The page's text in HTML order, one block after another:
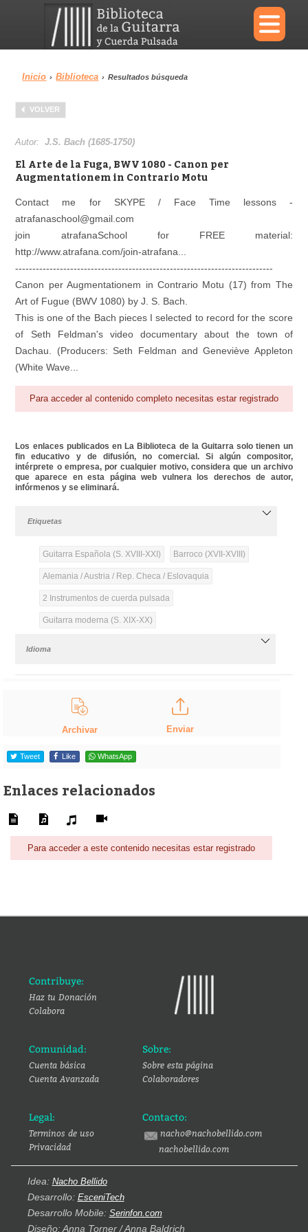
×
Menu
Biblioteca
Inicio › Biblioteca › Resultados búsqueda
VOLVER
Autor:J.S. Bach (1685-1750)
El Arte de la Fuga, BWV 1080 - Canon per
Augmentationem in Contrario Motu
Contact me for SKYPE / Face Time lessons -
atrafanaschool@gmail.com
join atrafanaSchool for FREE material:
http://www.atrafana.com/join-atrafana...
------------------------------­---------­---------------------­---------------
Canon per Augmentationem in Contrario Motu (17) from The
Art of Fugue (BWV 1080) by J. S. Bach.
This is one of the Bach pieces I selected to record for the score
of Seth Feldman's video documentary about the town of
Dachau. (Producers: Seth Feldman and Geneviève Appleton
(White Wave...
Para acceder al contenido completo necesitas estar registrado
Los enlaces publicados en La Biblioteca de la Guitarra solo tienen un
fin educativo y de difusión, no comercial. Si algún compositor,
intérprete o empresa, por cualquier motivo, considera que un archivo
que aparece en esta página web vulnera los derechos de autor,
infórmenos y se eliminará.
Etiquetas
Guitarra Española (S. XVIII-XXI) Barroco (XVII-XVIII)
Alemania / Austria / Rep. Checa / Eslovaquia
2 Instrumentos de cuerda pulsada
Guitarra moderna (S. XIX-XX)
Idioma
Archivar Enviar
Tweet Like WhatsApp
Enlaces relacionados
Para acceder a este contenido necesitas estar registrado
Contribuye:
Haz tu Donación
Colabora
Comunidad:
Cuenta básica
Cuenta Avanzada
Sobre:
Sobre esta página
Colaboradores
Legal:
Terminos de uso
Privacidad
Contacto:
nacho@nachobellido.com
nachobellido.com
Idea: Nacho Bellido
Desarrollo: EsceniTech
Desarrollo Mobile: Serinfon.com
Diseño: Anna Torner / Anna Baldrich